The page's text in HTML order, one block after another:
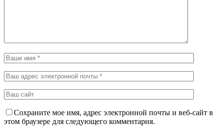
Сохраните мое имя, адрес электронной почты и веб-сайт в
этом браузере для следующего комментария.